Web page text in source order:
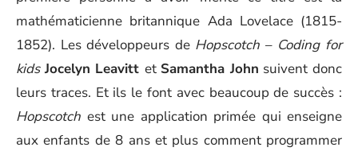
mathématicienne britannique Ada Lovelace (1815-
1852). Les développeurs de Hopscotch – Coding for
kids Jocelyn Leavitt et Samantha John suivent donc
leurs traces. Et ils le font avec beaucoup de succès :
Hopscotch est une application primée qui enseigne
aux enfants de 8 ans et plus comment programmer